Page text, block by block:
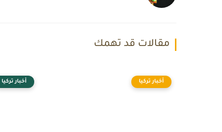
مقالات قد تهمك
أخبار تركيا أخبار تركيا